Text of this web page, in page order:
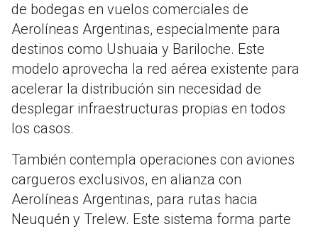
de bodegas en vuelos comerciales de
Aerolíneas Argentinas, especialmente para
destinos como Ushuaia y Bariloche. Este
modelo aprovecha la red aérea existente para
acelerar la distribución sin necesidad de
desplegar infraestructuras propias en todos
los casos.
También contempla operaciones con aviones
cargueros exclusivos, en alianza con
Aerolíneas Argentinas, para rutas hacia
Neuquén y Trelew. Este sistema forma parte